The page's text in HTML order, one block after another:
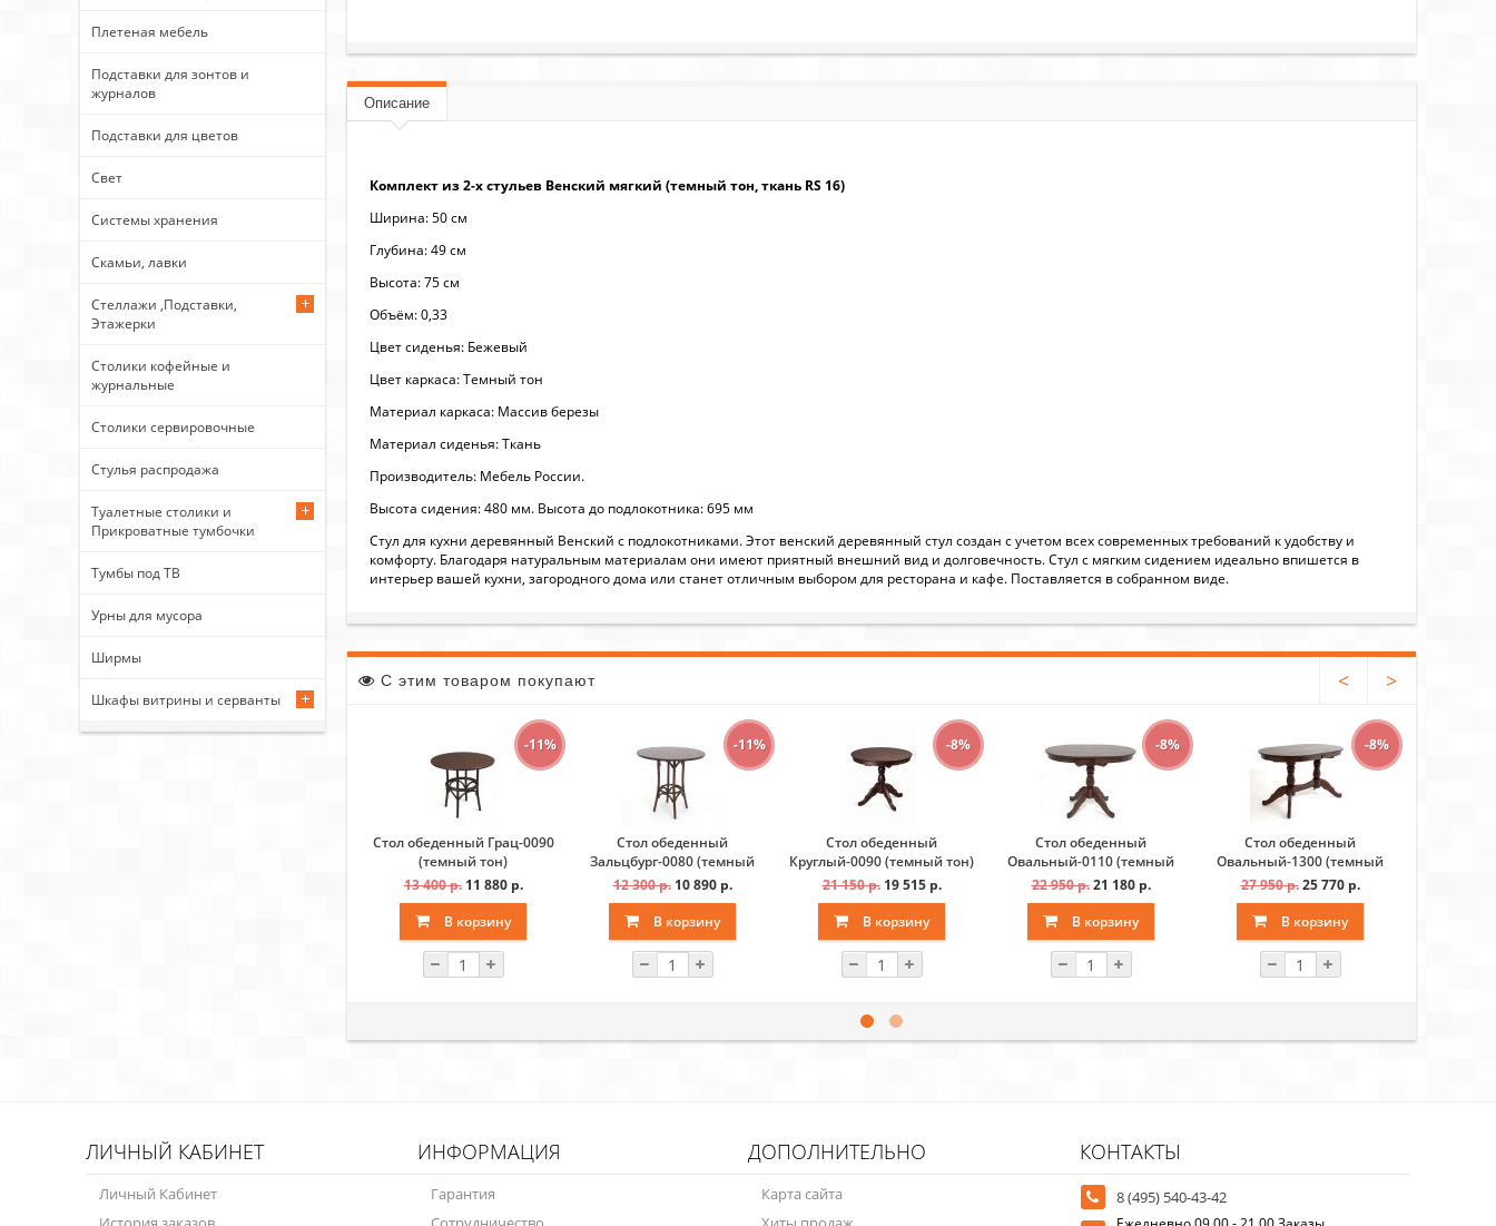
Плетеная мебель
Подставки для зонтов и
журналов
Подставки для цветов
Свет
Системы хранения
Скамьи, лавки
Стеллажи ,Подставки,
Этажерки
Столики кофейные и
журнальные
Столики сервировочные
Стулья распродажа
Туалетные столики и
Прикроватные тумбочки
Тумбы под ТВ
Урны для мусора
Ширмы
Шкафы витрины и серванты
Описание
Комплект из 2-х стульев Венский мягкий (темный тон, ткань RS 16)
Ширина: 50 см
Глубина: 49 см
Высота: 75 см
Объём: 0,33
Цвет сиденья: Бежевый
Цвет каркаса: Темный тон
Материал каркаса: Массив березы
Материал сиденья: Ткань
Производитель: Мебель России.
Высота сидения: 480 мм. Высота до подлокотника: 695 мм
Стул для кухни деревянный Венский с подлокотниками. Этот венский деревянный стул создан с учетом всех современных требований к удобству и
комфорту. Благодаря натуральным материалам они имеют приятный внешний вид и долговечность. Стул с мягким сидением идеально впишется в
интерьер вашей кухни, загородного дома или станет отличным выбором для ресторана и кафе. Поставляется в собранном виде.
С этим товаром покупают
-11%
Стол обеденный Грац-0090
(темный тон)
13 400 р. 11 880 р.
В корзину
-11%
Стол обеденный
Зальцбург-0080 (темный
тон)
12 300 р. 10 890 р.
В корзину
-8%
Стол обеденный
Круглый-0090 (темный тон)
21 150 р. 19 515 р.
В корзину
-8%
Стол обеденный
Овальный-0110 (темный
тон)
22 950 р. 21 180 р.
В корзину
-8%
Стол обеденный
Овальный-1300 (темный
тон)
27 950 р. 25 770 р.
В корзину
< >
ЛИЧНЫЙ КАБИНЕТ
Личный Кабинет
ИНФОРМАЦИЯ
Гарантия
ДОПОЛНИТЕЛЬНО
Карта сайта
КОНТАКТЫ
8 (495) 540-43-42